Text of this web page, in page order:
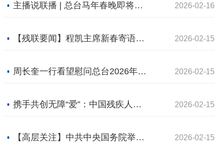
主播说联播 | 总台马年春晚即将到来，这份暖心安排全新升级！ 2026-02-16
【残联要闻】程凯主席新春寄语：携手共绘残疾人事业美好新画卷 2026-02-15
周长奎一行看望慰问总台2026年春晚无障碍转播演职人员 2026-02-15
携手共创无障“爱”：中国残疾人艺术团全力担纲2026总台春晚无障碍转播（听障版） 2026-02-15
【高层关注】中共中央国务院举行春节团拜会 习近平发表讲话 2026-02-15